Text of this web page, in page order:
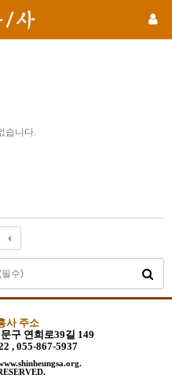
습니다.
사 주소
구 연희로39길 149
, 055-867-5937